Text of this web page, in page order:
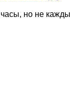
но не